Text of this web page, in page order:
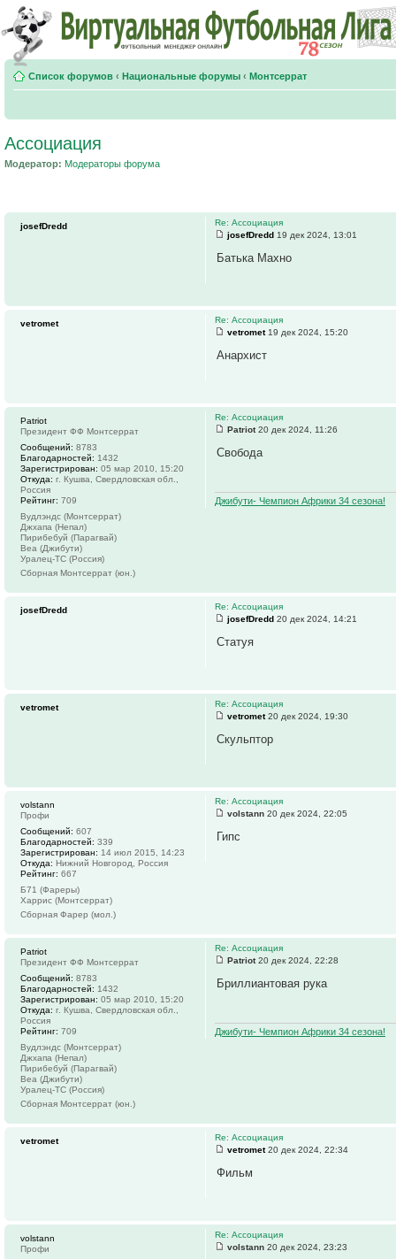
Список форумов ‹ Национальные форумы ‹ Монтсеррат
Ассоциация
Модератор: Модераторы форума
Re: Ассоциация
josefDredd 19 дек 2024, 13:01
Батька Махно
josefDredd
Re: Ассоциация
vetromet19 дек 2024, 15:20
Анархист
vetromet
Re: Ассоциация
Patriot20 дек 2024, 11:26
Свобода
Джибути- Чемпион Африки 34 сезона!
Patriot
Президент ФФ Монтсеррат
Сообщений: 8783
Благодарностей: 1432
Зарегистрирован: 05 мар 2010, 15:20
Откуда: г. Кушва, Свердловская обл.,
Россия
Рейтинг: 709
Вудлэндс (Монтсеррат)
Джхапа (Непал)
Пирибебуй (Парагвай)
Веа (Джибути)
Уралец-ТС (Россия)
Сборная Монтсеррат (юн.)
Re: Ассоциация
josefDredd 20 дек 2024, 14:21
Статуя
josefDredd
Re: Ассоциация
vetromet20 дек 2024, 19:30
Скульптор
vetromet
Re: Ассоциация
volstann 20 дек 2024, 22:05
Гипс
volstann
Профи
Сообщений: 607
Благодарностей: 339
Зарегистрирован: 14 июл 2015, 14:23
Откуда: Нижний Новгород, Россия
Рейтинг: 667
Б71 (Фареры)
Харрис (Монтсеррат)
Сборная Фарер (мол.)
Re: Ассоциация
Patriot20 дек 2024, 22:28
Бриллиантовая рука
Джибути- Чемпион Африки 34 сезона!
Patriot
Президент ФФ Монтсеррат
Сообщений: 8783
Благодарностей: 1432
Зарегистрирован: 05 мар 2010, 15:20
Откуда: г. Кушва, Свердловская обл.,
Россия
Рейтинг: 709
Вудлэндс (Монтсеррат)
Джхапа (Непал)
Пирибебуй (Парагвай)
Веа (Джибути)
Уралец-ТС (Россия)
Сборная Монтсеррат (юн.)
Re: Ассоциация
vetromet20 дек 2024, 22:34
Фильм
vetromet
Re: Ассоциация
volstann 20 дек 2024, 23:23
volstann
Профи